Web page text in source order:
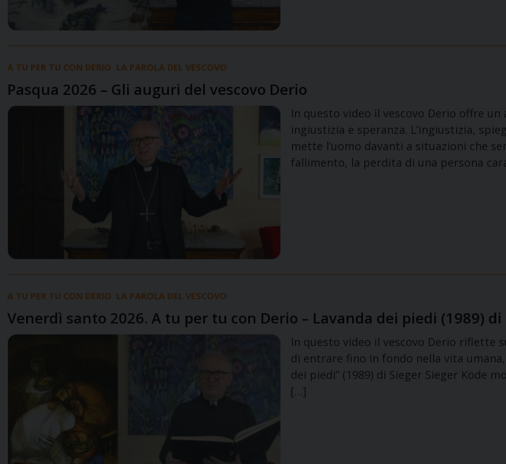
A TU PER TU CON DERIO LA PAROLA DEL VESCOVO
Pasqua 2026 – Gli auguri del vescovo Derio
In questo video il vescovo Derio offre
ingiustizia e speranza. L’ingiustizia,
mette l’uomo davanti a situazioni che
fallimento, la perdita di una persona
A TU PER TU CON DERIO LA PAROLA DEL VESCOVO
Venerdì santo 2026. A tu per tu con Derio – Lavanda dei piedi (1989) di
In questo video il vescovo Derio riflette
di entrare fino in fondo nella vita
dei piedi” (1989) di Sieger Sieger Köde
[…]